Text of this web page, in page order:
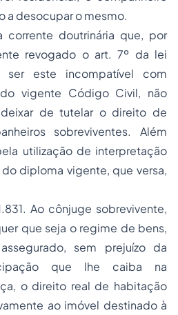
a desocupar o mesmo.
corrente doutrinária que, por
revogado o art. 7º da lei
este incompatível com
vigente Código Civil, não
de tutelar o direito de
sobreviventes. Além
utilização de interpretação
diploma vigente, que versa,
Ao cônjuge sobrevivente,
que seja o regime de bens,
sem prejuízo da
que lhe caiba na
o direito real de habitação
ao imóvel destinado à